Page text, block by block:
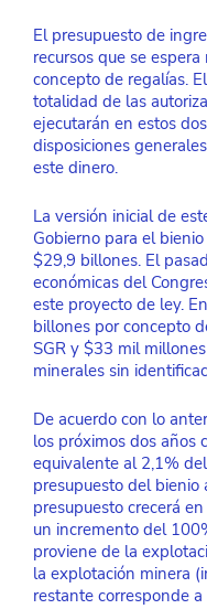
El presupuesto de
recursos que se
concepto de regalías.
totalidad de las
ejecutarán en estos
disposiciones
este dinero.
La versión inicial de
Gobierno para el
$29,9 billones. El
económicas del
este proyecto de ley.
billones por concepto
SGR y $33 mil
minerales sin
De acuerdo con lo
los próximos dos años
equivalente al 2,1%
presupuesto del
presupuesto crecerá
un incremento del
proviene de la
la explotación minera
restante corresponde